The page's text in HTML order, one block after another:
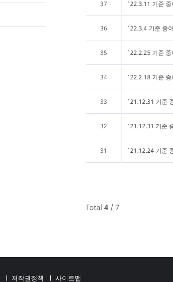
37 `22.3.11 기준
36 `22.3.4 기준 중
35 `22.2.25 기준
34 `22.2.18 기준
33 `21.12.31 기준
32 `21.12.31 기준
31 `21.12.24 기준
Total 4 / 7
저작권정책 사이트맵